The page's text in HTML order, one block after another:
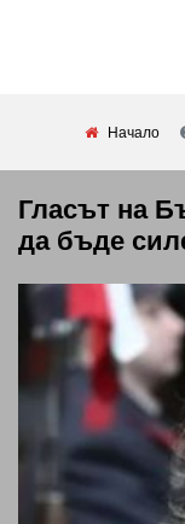
Начало
Гласът на
да бъде